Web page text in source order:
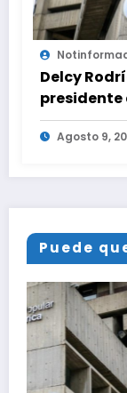
Delcy
presidente
Agosto 9,
Puede
Noticias